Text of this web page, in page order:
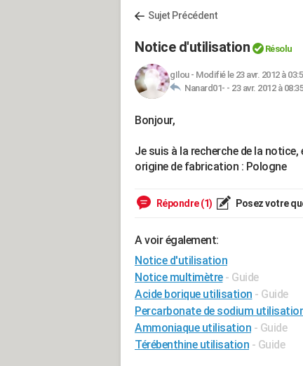
Sujet Précédent
Notice d'utilisation Résolu
gIlou- Modifié le 23 avr. 2012 à
Nanard01- - 23 avr. 2012 à 08:35
Bonjour,
Je suis à la recherche de la notice,
origine de fabrication : Pologne
Répondre (1) Posez votre
A voir également:
Notice d'utilisation
Notice multimètre - Guide
Acide borique utilisation - Guide
Percarbonate de sodium
Ammoniaque utilisation - Guide
Térébenthine utilisation - Guide